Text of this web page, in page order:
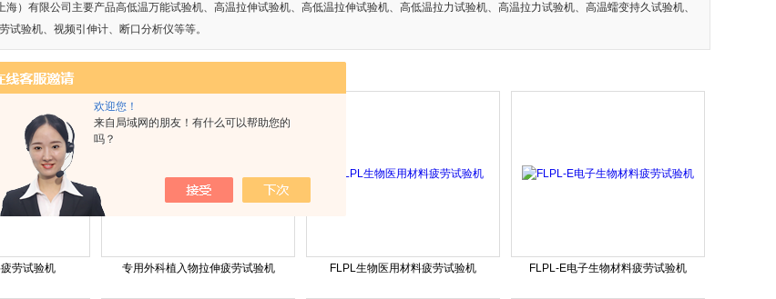
欢迎您！
来自局域网的朋友！有什么可以帮助您的
吗？
海）有限公司主要产品高低温万能试验机、高温拉伸试验机、高低温拉伸试验机、高低温拉力试验机、高温拉力试验机、高温蠕变持久试验机、
试验机、视频引伸计、断口分析仪等等。
劳试验机 专用外科植入物拉伸疲劳试验机 FLPL生物医用材料疲劳试验机 FLPL-E电子生物材料疲劳试验机